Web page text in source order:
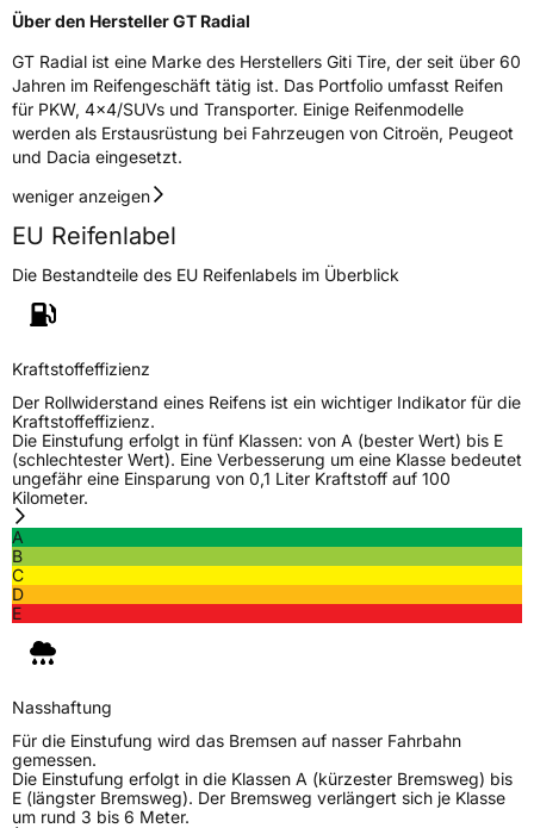
HerstellerkontaktGiti Tire Deutschland GmbH, Giti Tire
Deutschland GmbH Hollerithallee 18a 30419
Hannover Germany,
label.information@eu.giti.com
Über den Hersteller GT Radial
GT Radial ist eine Marke des Herstellers Giti Tire, der seit über 60
Jahren im Reifengeschäft tätig ist. Das Portfolio umfasst Reifen
für PKW, 4x4/SUVs und Transporter. Einige Reifenmodelle
werden als Erstausrüstung bei Fahrzeugen von Citroën, Peugeot
und Dacia eingesetzt.
weniger anzeigen
EU Reifenlabel
Die Bestandteile des EU Reifenlabels im Überblick
Kraftstoffeffizienz
Der Rollwiderstand eines Reifens ist ein wichtiger Indikator für die
Kraftstoffeffizienz.
Die Einstufung erfolgt in fünf Klassen: von A (bester Wert) bis E
(schlechtester Wert). Eine Verbesserung um eine Klasse bedeutet
ungefähr eine Einsparung von 0,1 Liter Kraftstoff auf 100
Kilometer.
A
B
C
D
E
Nasshaftung
Für die Einstufung wird das Bremsen auf nasser Fahrbahn
gemessen.
Die Einstufung erfolgt in die Klassen A (kürzester Bremsweg) bis
E (längster Bremsweg). Der Bremsweg verlängert sich je Klasse
um rund 3 bis 6 Meter.